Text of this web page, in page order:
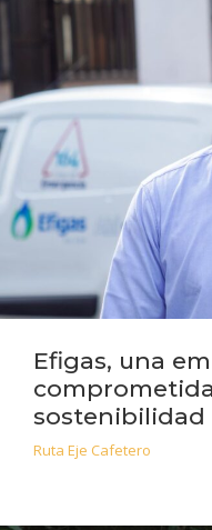
Efigas, una
sostenibilidad
Ruta Eje Cafetero